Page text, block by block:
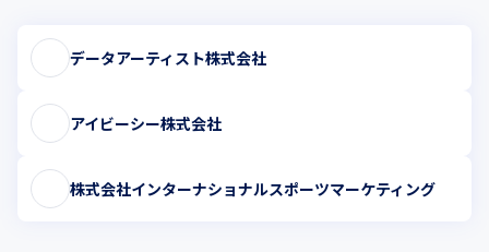
データアーティスト株式会社
アイビーシー株式会社
株式会社インターナショナルスポーツマーケティング